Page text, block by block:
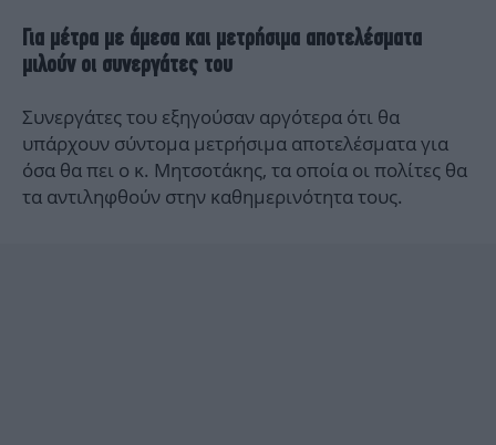
Για μέτρα με άμεσα και μετρήσιμα αποτελέσματα
μιλούν οι συνεργάτες του
Συνεργάτες του εξηγούσαν αργότερα ότι θα
υπάρχουν σύντομα μετρήσιμα αποτελέσματα για
όσα θα πει ο κ. Μητσοτάκης, τα οποία οι πολίτες θα
τα αντιληφθούν στην καθημερινότητα τους.